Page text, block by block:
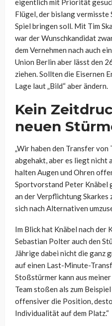
eigentlich mit Priorität
Flügel, der bislang vermisste
Spiel bringen soll. Mit Tim
war der Wunschkandidat
dem Vernehmen nach auch
Union Berlin aber lässt den
ziehen. Sollten die Eisernen
Lage laut „Bild“ aber ändern.
Kein
neuen
„Wir haben den Transfer von
abgehakt, aber es liegt nicht
halten Augen und Ohren
Sportvorstand Peter Knäbel
an der Verpflichtung
sich nach Alternativen
Im Blick hat Knäbel nach der
Sebastian Polter auch den
Jährige dabei nicht die ganz
auf einen Last-Minute-
Stoßstürmer kann aus
Team stoßen als zum
offensiver die Position,
Individualität auf dem Platz.“